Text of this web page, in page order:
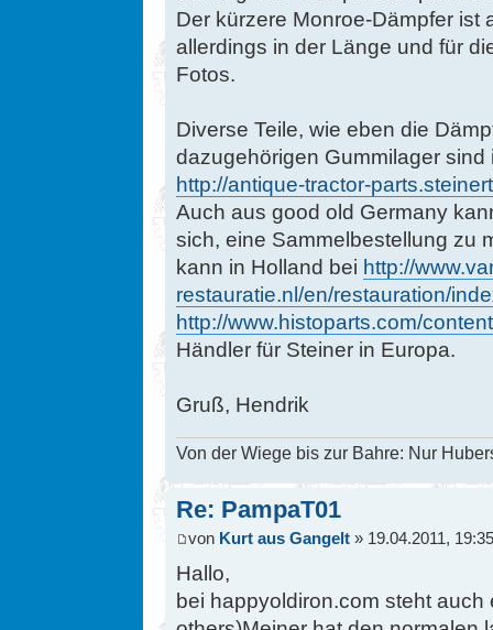
Der kürzere Monroe-Dämpfer ist
allerdings in der Länge und für
Fotos.
Diverse Teile, wie eben die
dazugehörigen Gummilager
http://antique-tractor-
Auch aus good old Germany
sich, eine Sammelbestellung zu
kann in Holland bei http://
restauratie.nl/en/restauration/
http://www.histoparts.com/
Händler für Steiner in Europa.
Gruß, Hendrik
Von der Wiege bis zur Bahre: Nur
Re: PampaT01
von Kurt aus Gangelt » 19.04.2011, 19:35
Hallo,
bei happyoldiron.com steht